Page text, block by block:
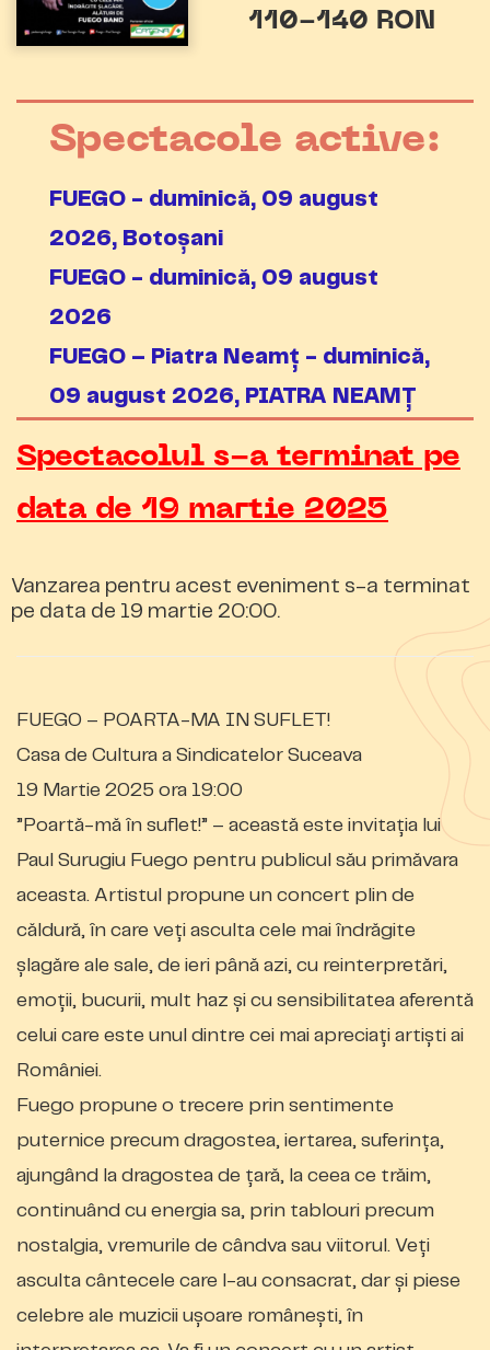
110-140 RON
Spectacole active:
FUEGO - duminică, 09 august
2026, Botoșani
FUEGO - duminică, 09 august
2026
FUEGO – Piatra Neamț - duminică,
09 august 2026, PIATRA NEAMȚ
Spectacolul s-a terminat pe
data de 19 martie 2025
Vanzarea pentru acest eveniment s-a terminat
pe data de 19 martie 20:00.
FUEGO – POARTA-MA IN SUFLET!
Casa de Cultura a Sindicatelor Suceava
19 Martie 2025 ora 19:00
”Poartă-mă în suflet!” – această este invitația lui
Paul Surugiu Fuego pentru publicul său primăvara
aceasta. Artistul propune un concert plin de
căldură, în care veți asculta cele mai îndrăgite
șlagăre ale sale, de ieri până azi, cu reinterpretări,
emoții, bucurii, mult haz și cu sensibilitatea aferentă
celui care este unul dintre cei mai apreciați artiști ai
României.
Fuego propune o trecere prin sentimente
puternice precum dragostea, iertarea, suferința,
ajungând la dragostea de țară, la ceea ce trăim,
continuând cu energia sa, prin tablouri precum
nostalgia, vremurile de cândva sau viitorul. Veți
asculta cântecele care l-au consacrat, dar și piese
celebre ale muzicii ușoare românești, în